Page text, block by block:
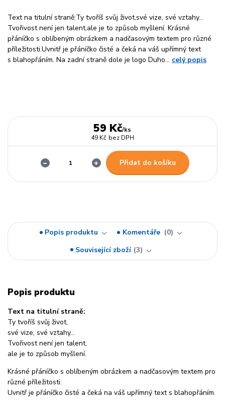
Text na titulní straně:Ty tvoříš svůj život,své vize, své vztahy…
Tvořivost není jen talent,ale je to způsob myšlení. Krásné
přáníčko s oblíbeným obrázkem a nadčasovým textem pro různé
příležitosti.Uvnitř je přáníčko čisté a čeká na váš upřímný text
s blahopřáním. Na zadní straně dole je logo Duho... celý popis
59 Kč/ks
49 Kč bez DPH
Přidat do košíku
Popis produktu Komentáře
0
Související zboží 3
Popis produktu
Text na titulní straně:
Ty tvoříš svůj život,
své vize, své vztahy…
Tvořivost není jen talent,
ale je to způsob myšlení.
Krásné přáníčko s oblíbeným obrázkem a nadčasovým textem pro
různé příležitosti.
Uvnitř je přáníčko čisté a čeká na váš upřímný text s blahopřáním.